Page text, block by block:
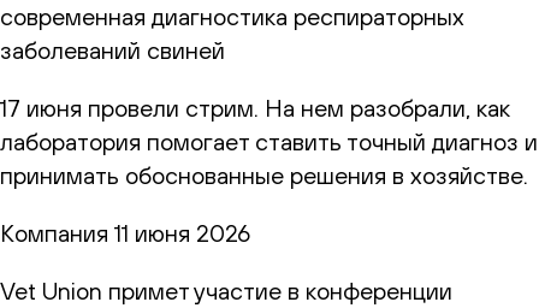
современная диагностика респираторных
заболеваний свиней
17 июня провели стрим. На нем разобрали, как
лаборатория помогает ставить точный диагноз и
принимать обоснованные решения в хозяйстве.
Компания 11 июня 2026
Vet Union примет участие в конференции